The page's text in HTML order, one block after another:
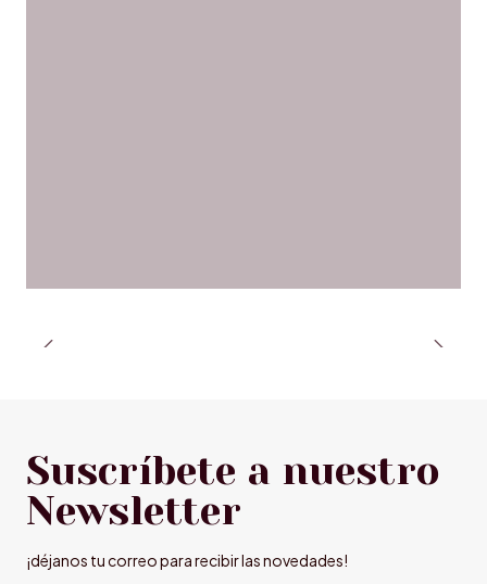
Suscríbete a nuestro
Newsletter
¡déjanos tu correo para recibir las novedades!